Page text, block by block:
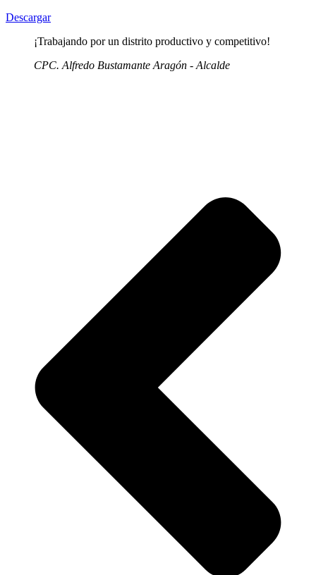
Descargar
¡Trabajando por un distrito productivo y competitivo!
CPC. Alfredo Bustamante Aragón - Alcalde